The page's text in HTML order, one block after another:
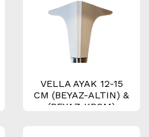
VELLA AYAK 12-15
CM (BEYAZ-ALTIN) &
(BEYAZ-KROM)